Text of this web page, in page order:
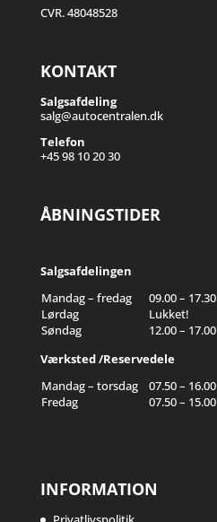
CVR. 48048528
KONTAKT
Salgsafdeling
salg@autocentralen.dk
Telefon
+45 98 10 20 30
ÅBNINGSTIDER
Salgsafdelingen
Mandag – fredag
09.00 – 17.30
Lørdag
Lukket!
Søndag
12.00 – 17.00
Værksted /Reservedele
Mandag – torsdag
07.50 – 16.00
Fredag
07.50 – 15.00
INFORMATION